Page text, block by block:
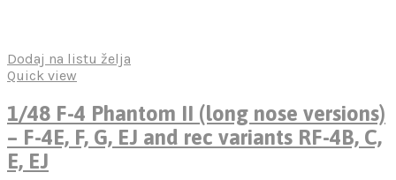
Dodaj na listu želja
Quick view
1/48 F-4 Phantom II (long nose versions)
– F-4E, F, G, EJ and rec variants RF-4B, C,
E, EJ